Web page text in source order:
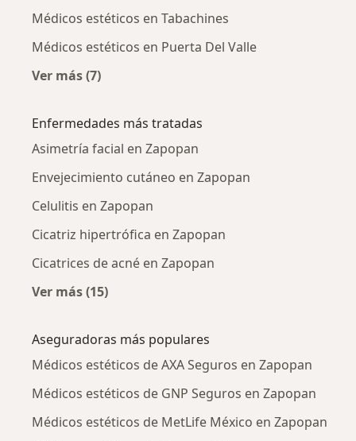
Médicos estéticos en Tabachines
Médicos estéticos en Puerta Del Valle
Ver más (7)
Enfermedades más tratadas
Asimetría facial en Zapopan
Envejecimiento cutáneo en Zapopan
Celulitis en Zapopan
Cicatriz hipertrófica en Zapopan
Cicatrices de acné en Zapopan
Ver más (15)
Aseguradoras más populares
Médicos estéticos de AXA Seguros en Zapopan
Médicos estéticos de GNP Seguros en Zapopan
Médicos estéticos de MetLife México en Zapopan